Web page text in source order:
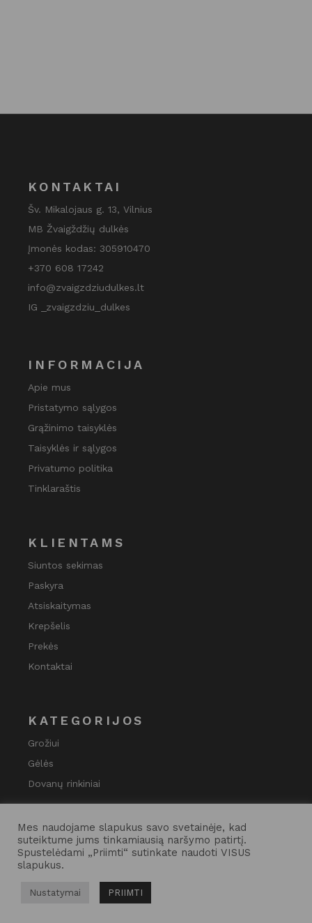
KONTAKTAI
Šv. Mikalojaus g. 13, Vilnius
MB Žvaigždžių dulkės
Įmonės kodas: 305910470
+370 608 17242
info@zvaigzdziudulkes.lt
IG _zvaigzdziu_dulkes
INFORMACIJA
Apie mus
Pristatymo sąlygos
Grąžinimo taisyklės
Taisyklės ir sąlygos
Privatumo politika
Tinklaraštis
KLIENTAMS
Siuntos sekimas
Paskyra
Atsiskaitymas
Krepšelis
Prekės
Kontaktai
KATEGORIJOS
Grožiui
Gėlės
Dovanų rinkiniai
Mes naudojame slapukus savo svetainėje, kad
suteiktume jums tinkamiausią naršymo patirtį.
Spustelėdami „Priimti“ sutinkate naudoti VISUS
slapukus.
Nustatymai PRIIMTI